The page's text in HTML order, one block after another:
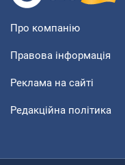
Про компанію
Правова інформація
Реклама на сайті
Редакційна політика